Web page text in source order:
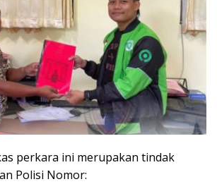
perkara ini merupakan tindak
Polisi Nomor: